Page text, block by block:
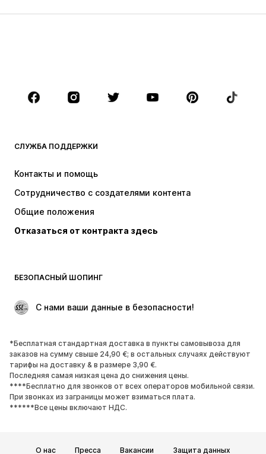
Пальто
Костюмы и пиджаки
ОДЕЖДА
Куртки
Костюмы и пиджаки
Пляжная одежда
Поводы
ЭКСКЛЮЗИВ
ОБУВЬ
НОВИНКИ
Открытая обувь
ЭКСКЛЮЗИВ
СПОРТ
Спорт
Виды спорта
СЛУЖБА ПОДДЕРЖКИ
Контакты и помощь
Сотрудничество с создателями контента
Общие положения
Отказаться от контракта здесь
БЕЗОПАСНЫЙ ШОПИНГ
С нами ваши данные в безопасности!
*Бесплатная стандартная доставка в пункты самовывоза для
заказов на сумму свыше 24,90 €; в остальных случаях действуют
тарифы на доставку & в размере 3,90 €.
Последняя самая низкая цена до снижения цены.
****Бесплатно для звонков от всех операторов мобильной связи.
При звонках из заграницы может взиматься плата.
******Все цены включают НДС.
О нас Пресса Вакансии Защита данных